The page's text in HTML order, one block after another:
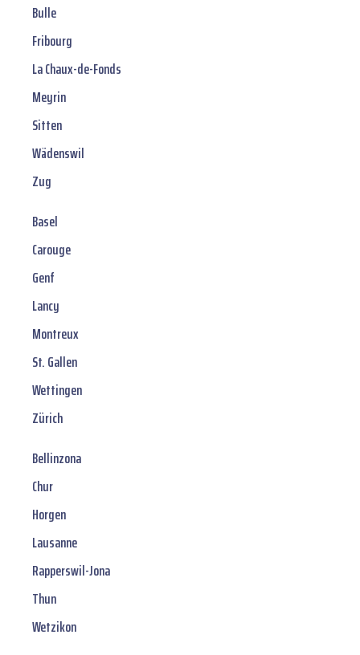
Bulle
Fribourg
La Chaux-de-Fonds
Meyrin
Sitten
Wädenswil
Zug
Basel
Carouge
Genf
Lancy
Montreux
St. Gallen
Wettingen
Zürich
Bellinzona
Chur
Horgen
Lausanne
Rapperswil-Jona
Thun
Wetzikon